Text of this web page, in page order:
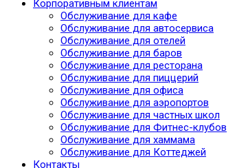
Корпоративным клиентам
Обслуживание для кафе
Обслуживание для автосервиса
Обслуживание для отелей
Обслуживание для баров
Обслуживание для ресторана
Обслуживание для пиццерий
Обслуживание для офиса
Обслуживание для аэропортов
Обслуживание для частных школ
Обслуживание для Фитнес-клубов
Обслуживание для хаммама
Обслуживание для Коттеджей
Контакты